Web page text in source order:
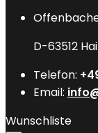
D-63512
Telefon:
Email:
Wunschliste